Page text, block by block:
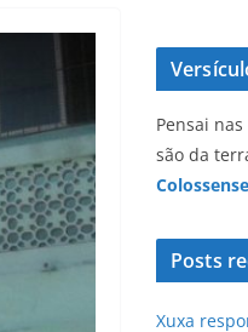
Pensai
são da
Posts
Xuxa